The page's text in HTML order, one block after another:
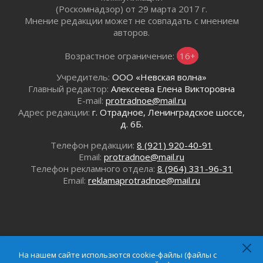
Ленобласть внедрила передовую подготовку
операторов БПЛА
В Ивангороде появилась «Избушка-
воробушка»
02 августа 2026
Юхла, мука, кантеле и Водяной
Лето катится с горки
В Ленобласти открылась экспозиция к 150-
летию Билибина
01 августа 2026
Лето без гаджетов
01 августа 2026
(Роскомнадзор) от 29 марта 2017 г.
Мнение редакции может не совпадать с мнением
авторов.
Возрастное ограничение: 16+
Учредитель: ООО «Невская волна»
Главный редактор: Алексеева Елена Викторовна
E-mail: protradnoe@mail.ru
Адрес редакции: г. Отрадное, Ленинградское шоссе,
д. 6Б.
Телефон редакции: 8 (921) 920-40-91
Email: protradnoe@mail.ru
Телефон рекламного отдела: 8 (964) 331-96-31
Email: reklamaprotradnoe@mail.ru
На нашем сайте использются cookie-файлы (файлы с